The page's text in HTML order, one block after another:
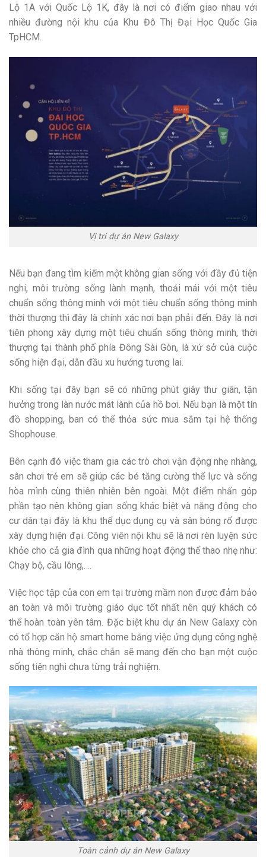
Lộ 1A với Quốc Lộ 1K, đây là nơi có điểm giao nhau với
nhiều đường nội khu của Khu Đô Thị Đại Học Quốc Gia
TpHCM.
Vị trí dự án New Galaxy
Nếu bạn đang tìm kiếm một không gian sống với đầy đủ tiện
nghi, môi trường sống lành mạnh, thoải mái với một tiêu
chuẩn sống thông minh với một tiêu chuẩn sống thông minh
thời thượng thì đây là chính xác nơi bạn phải đến. Đây là nơi
tiên phong xây dựng một tiêu chuẩn sống thông minh, thời
thượng tại thành phố phía Đông Sài Gòn, là xứ sở của cuộc
sống hiện đại, dẫn đầu xu hướng tương lai.
Khi sống tại đây bạn sẽ có những phút giây thư giãn, tận
hưởng trong làn nước mát lành của hồ bơi. Nếu bạn là một tín
đồ shopping, ban có thể thỏa sức mua sắm tại hệ thống
Shophouse.
Bên cạnh đó việc tham gia các trò chơi vận động nhẹ nhàng,
sân chơi trẻ em sẽ giúp các bé tăng cường thể lực và sống
hòa mình cùng thiên nhiên bên ngoài. Một điểm nhấn góp
phần tạo nên không gian sống khác biệt và năng động cho
cư dân tại đây là khu thể dục dụng cụ và sân bóng rổ được
xây dựng hiện đại. Công viên nội khu sẽ là nơi rèn luyện sức
khỏe cho cả gia đình qua những hoạt động thể thao nhẹ như:
Chạy bộ, cầu lông,….
Việc học tập của con em tại trường mầm non được đảm bảo
an toàn và môi trường giáo dục tốt nhất nên quý khách có
thể hoàn toàn yên tâm. Đặc biệt khu dự án New Galaxy còn
có tổ hợp căn hộ smart home bằng việc ứng dụng công nghệ
nhà thông minh, chắc chắn sẽ mang đến cho bạn một cuộc
sống tiện nghi chưa từng trải nghiệm.
Toàn cảnh dự án New Galaxy